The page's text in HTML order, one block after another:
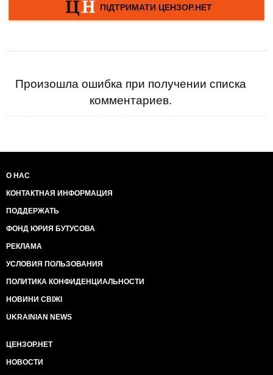
Произошла ошибка при получении списка
комментариев.
О НАС
КОНТАКТНАЯ ИНФОРМАЦИЯ
ПОДДЕРЖАТЬ
ФОНД ЮРИЯ БУТУСОВА
РЕКЛАМА
УСЛОВИЯ ПОЛЬЗОВАНИЯ
ПОЛИТИКА КОНФИДЕНЦИАЛЬНОСТИ
НОВИНИ СВІЖІ
UKRAINIAN NEWS
ЦЕНЗОР.НЕТ
НОВОСТИ